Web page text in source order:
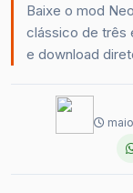
American
buscar Esc
Baixe o mod
clássico de três
e download